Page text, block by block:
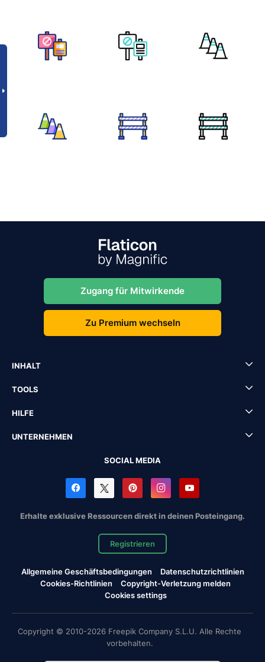
Zugang für Mitwirkende
Zu Premium wechseln
INHALT
TOOLS
HILFE
UNTERNEHMEN
SOCIAL MEDIA
Erhalte exklusive Ressourcen direkt in deinen Posteingang.
Registrieren
Allgemeine Geschäftsbedingungen
Datenschutzrichtlinien
Cookies-Richtlinien
Copyright-Verletzung melden
Cookies settings
Copyright © 2010-2026 Freepik Company S.L.U. Alle Rechte
vorbehalten.